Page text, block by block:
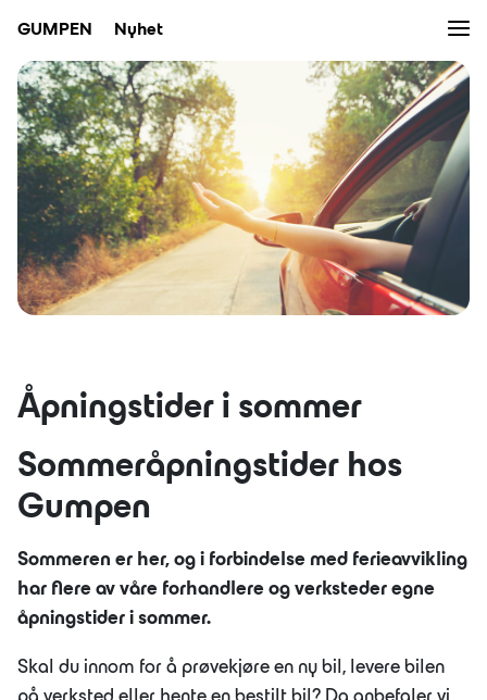
GUMPEN Nyhet
Bruktbil
Verksted
Bilpleie
Nybil
Nyheter
Bilutleie
JOBB
OM OSS
BÆREKRAFT
Åpningstider i sommer
Sommeråpningstider hos
Gumpen
Sommeren er her, og i forbindelse med ferieavvikling
har flere av våre forhandlere og verksteder egne
åpningstider i sommer.
Skal du innom for å prøvekjøre en ny bil, levere bilen